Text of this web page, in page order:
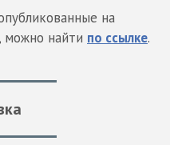
на
можно найти по ссылке.